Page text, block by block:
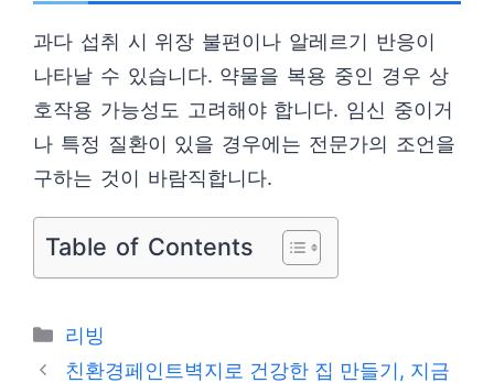
과다 섭취 시 위장 불편이나 알레르기 반응이
나타날 수 있습니다. 약물을 복용 중인 경우 상
호작용 가능성도 고려해야 합니다. 임신 중이거
나 특정 질환이 있을 경우에는 전문가의 조언을
구하는 것이 바람직합니다.
Table of Contents
카
테
리빙
친환경페인트벽지로 건강한 집 만들기, 지금